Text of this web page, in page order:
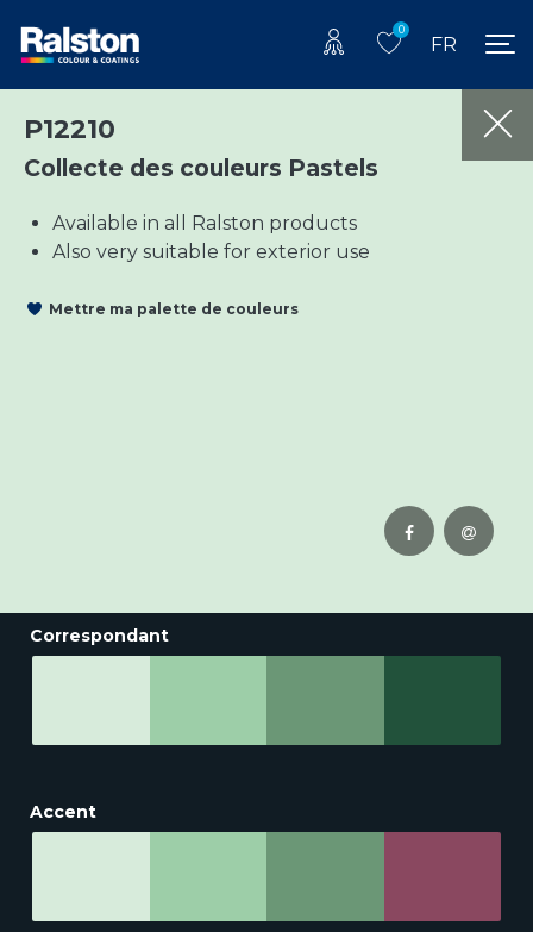
0
FR
P12210
Collecte des couleurs Pastels
Available in all Ralston products
Also very suitable for exterior use
Mettre ma palette de couleurs
Correspondant
Accent